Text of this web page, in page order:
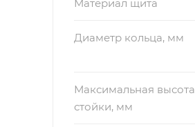
Материал щита
Диаметр кольца, мм
Максимальная высота
стойки, мм